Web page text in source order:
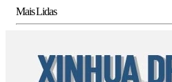
Mais Lidas